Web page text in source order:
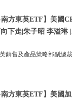
南方東英ETF】美國
下走|朱子昭 李溢琳
銷售及產品策略部副總
南方東英ETF】美國